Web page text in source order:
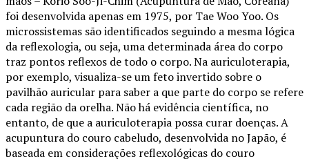
foi desenvolvida apenas em 1975, por Tae Woo Yoo. Os
microssistemas são identificados seguindo a mesma lógica
da reflexologia, ou seja, uma determinada área do corpo
traz pontos reflexos de todo o corpo. Na auriculoterapia,
por exemplo, visualiza-se um feto invertido sobre o
pavilhão auricular para saber a que parte do corpo se refere
cada região da orelha. Não há evidência científica, no
entanto, de que a auriculoterapia possa curar doenças. A
acupuntura do couro cabeludo, desenvolvida no Japão, é
baseada em considerações reflexológicas do couro